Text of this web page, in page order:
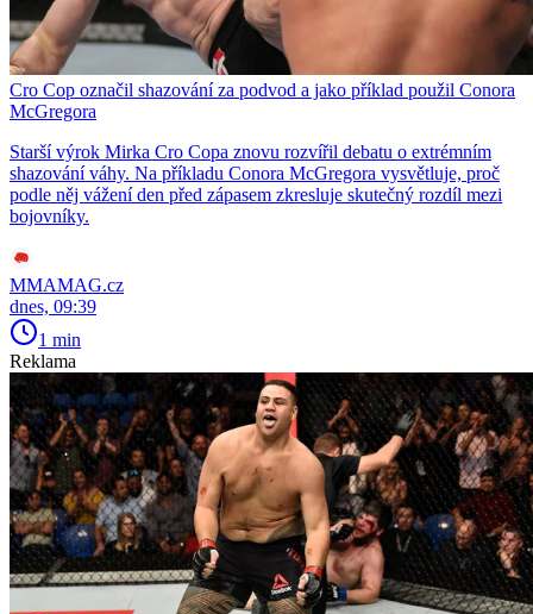
Cro Cop označil shazování za podvod a jako příklad použil Conora
McGregora
Starší výrok Mirka Cro Copa znovu rozvířil debatu o extrémním
shazování váhy. Na příkladu Conora McGregora vysvětluje, proč
podle něj vážení den před zápasem zkresluje skutečný rozdíl mezi
bojovníky.
MMAMAG.cz
dnes, 09:39
1 min
Reklama